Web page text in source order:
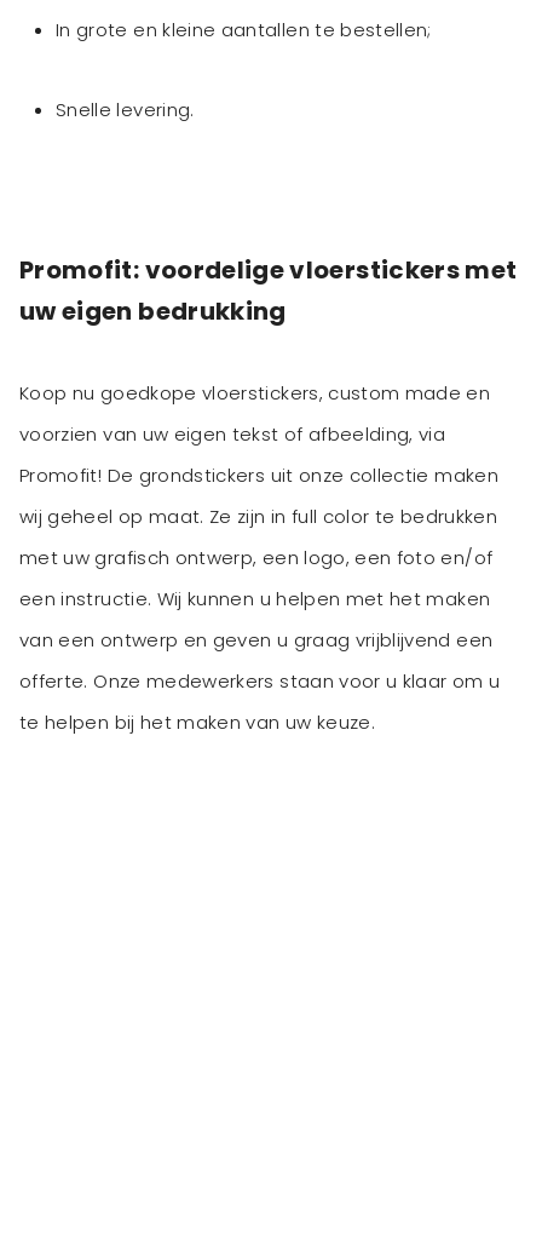
In grote en kleine aantallen te bestellen;
Snelle levering.
Promofit: voordelige vloerstickers met
uw eigen bedrukking
Koop nu goedkope vloerstickers, custom made en
voorzien van uw eigen tekst of afbeelding, via
Promofit! De grondstickers uit onze collectie maken
wij geheel op maat. Ze zijn in full color te bedrukken
met uw grafisch ontwerp, een logo, een foto en/of
een instructie. Wij kunnen u helpen met het maken
van een ontwerp en geven u graag vrijblijvend een
offerte. Onze medewerkers staan voor u klaar om u
te helpen bij het maken van uw keuze.